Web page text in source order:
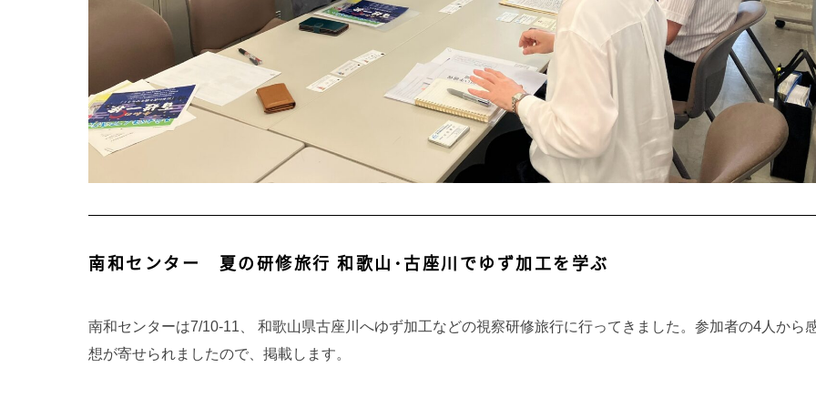
南和センター 夏の研修旅行 和歌山･古座川でゆず加工を学ぶ
南和センターは7/10-11、 和歌山県古座川へゆず加工などの視察研修旅行に行ってきました。参加者の4人から
想が寄せられましたので、掲載します。